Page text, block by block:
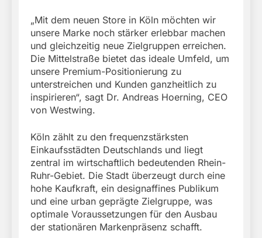
„Mit dem neuen Store in Köln möchten wir
unsere Marke noch stärker erlebbar machen
und gleichzeitig neue Zielgruppen erreichen.
Die Mittelstraße bietet das ideale Umfeld, um
unsere Premium-Positionierung zu
unterstreichen und Kunden ganzheitlich zu
inspirieren“, sagt Dr. Andreas Hoerning, CEO
von Westwing.
Köln zählt zu den frequenzstärksten
Einkaufsstädten Deutschlands und liegt
zentral im wirtschaftlich bedeutenden Rhein-
Ruhr-Gebiet. Die Stadt überzeugt durch eine
hohe Kaufkraft, ein designaffines Publikum
und eine urban geprägte Zielgruppe, was
optimale Voraussetzungen für den Ausbau
der stationären Markenpräsenz schafft.